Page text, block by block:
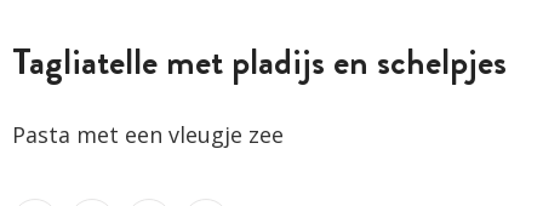
Tagliatelle met pladijs en schelpjes
Pasta met een vleugje zee